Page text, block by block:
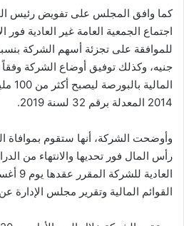
كما وافق المجلس على تفويض رئيس
اجتماع الجمعية العامة غير العادية فور
للموافقة على تجزئة أسهم الشركة
جنيه، وكذلك توفيق أوضاع الشركة
2014 المعدلة برقم 32 لسنة 2019.
وأوضحت الشركة، أنها ستقوم بموافاة
رأس المال فور تحديها والانتهاء من
القوائم المالية وتقرير مجلس الإدارة عن